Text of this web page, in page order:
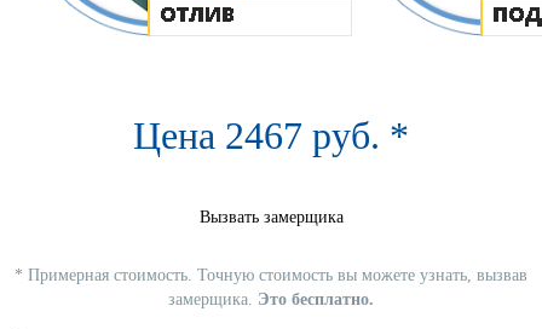
Цена 2467 руб. *
Вызвать замерщика
* Примерная стоимость. Точную стоимость вы можете узнать, вызвав
замерщика. Это бесплатно.